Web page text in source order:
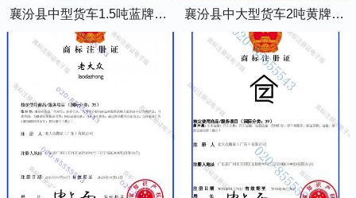
襄汾县中型货车1.5吨蓝牌4米2厢式货车 襄汾县中大型货车2吨黄牌5米2厢式货车